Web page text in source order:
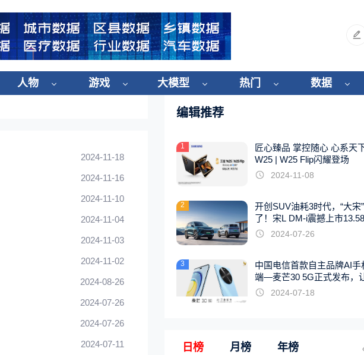
人物 游戏 大模型 热门 数据
2024-11-18
2024-11-16
2024-11-10
2024-11-04
2024-11-03
2024-11-02
2024-08-26
2024-07-26
2024-07-26
2024-07-11
编辑推荐
1
匠心臻品 掌控随心 心系天
W25 | W25 Flip闪耀登场
2024-11-08
2
开创SUV油耗3时代，“大宋
了！宋L DM-i震撼上市
起
2024-07-26
3
中国电信首款自主品牌AI手
端—麦芒30 5G正式发布，
触手可及2024-07-18
日榜 月榜 年榜